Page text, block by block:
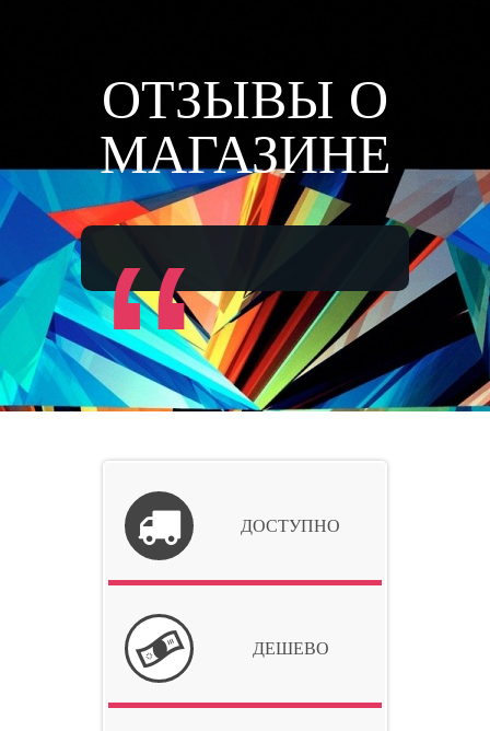
ОТЗЫВЫ О
МАГАЗИНЕ
“
ДОСТУПНО
ДЕШЕВО